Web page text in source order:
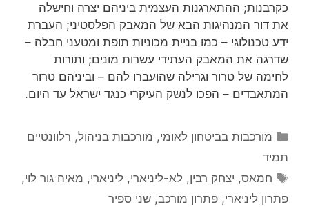
כקרבנות; ההתארגנות העצמית ביניהם יצרה וחישלה
את דור המנהיגות הבא של המאבק הפלסטיני; העברת
ידע טכנולוגי – כמו בניית מכוניות תופת ומטעני חבלה –
שדרגה את המאבק העתידי עשרות מונים; ותורות
לחימה של טרור וגרילה שהועברו להם – וביניהם טרור
המתאבדים – הפכו לנשק העיקרי כנגד ישראל עד היום.
קטגוריות
מורכבות בביטחון לאומי, מורכבות בניהול, רלוונטיים
תמיד
תגיות
חמאס, יצחק רבין, לא-ליניארי, ליניארי, מאיה גור לוי,
פתרון ליניארי, פתרון מורכב, שני ספיר